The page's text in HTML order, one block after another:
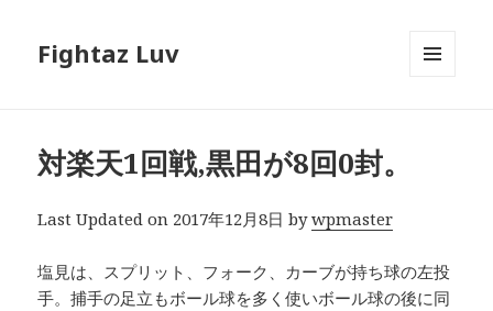
Fightaz Luv
対楽天1回戦,黒田が8回0封。
Last Updated on 2017年12月8日 bywpmaster
塩見は、スプリット、フォーク、カーブが持ち球の左投
手。捕手の足立もボール球を多く使いボール球の後に同